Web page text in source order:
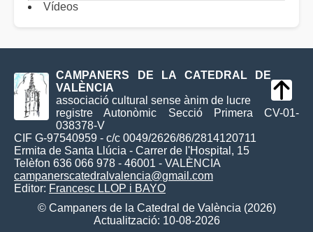
Vídeos
CAMPANERS DE LA CATEDRAL DE
VALÈNCIA
associació cultural sense ànim de lucre
registre Autonòmic Secció Primera CV-01-
038378-V
CIF G-97540959 - c/c 0049/2626/86/2814120711
Ermita de Santa Llúcia - Carrer de l'Hospital, 15
Telèfon 636 066 978 - 46001 - VALÈNCIA
campanerscatedralvalencia@gmail.com
Editor: Francesc LLOP i BAYO
© Campaners de la Catedral de València (2026)
Actualització: 10-08-2026